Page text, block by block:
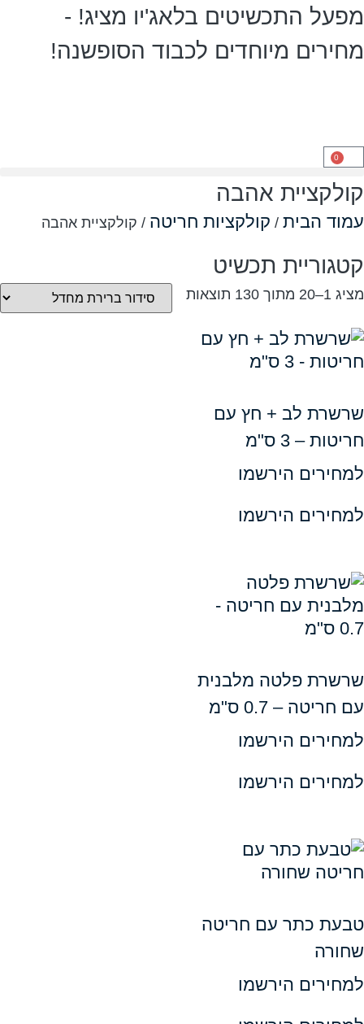
התכשיטים בלאג'יו מציג! -
מיוחדים לכבוד הסופשנה!
אהבה
/קולקציות חריטה/ קולקציית אהבה
תכשיט
לב + חץ עם
3 ס"מ
הירשמו
הירשמו
פלטה מלבנית
– 0.7 ס"מ
הירשמו
הירשמו
כתר עם חריטה
הירשמו